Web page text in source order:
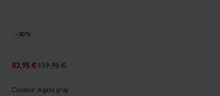
-30 %
83,95 €119,95 €
Couleur: Agate gray